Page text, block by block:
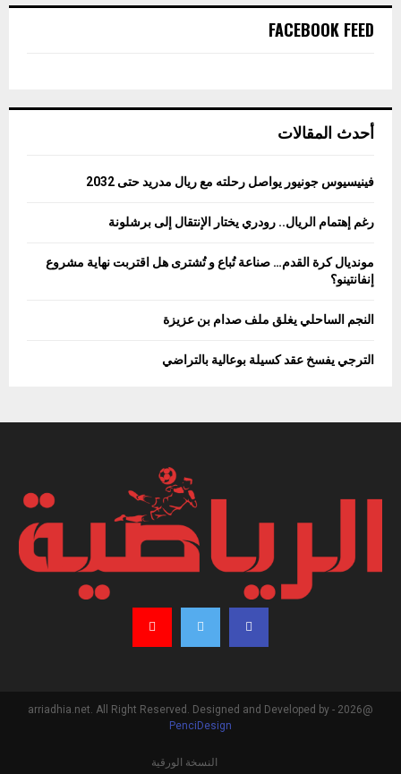
FACEBOOK FEED
أحدث المقالات
فينيسيوس جونيور يواصل رحلته مع ريال مدريد حتى 2032
رغم إهتمام الريال.. رودري يختار الإنتقال إلى برشلونة
مونديال كرة القدم… صناعة تُباع و تُشترى هل اقتربت نهاية مشروع
إنفانتينو؟
النجم الساحلي يغلق ملف صدام بن عزيزة
الترجي يفسخ عقد كسيلة بوعالية بالتراضي
@2026 - arriadhia.net. All Right Reserved. Designed and Developed by
PenciDesign
النسخة الورقية